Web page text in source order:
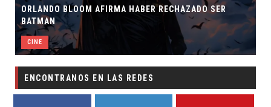
ORLANDO BLOOM AFIRMA HABER RECHAZADO SER
BATMAN
CINE
ENCONTRANOS EN LAS REDES